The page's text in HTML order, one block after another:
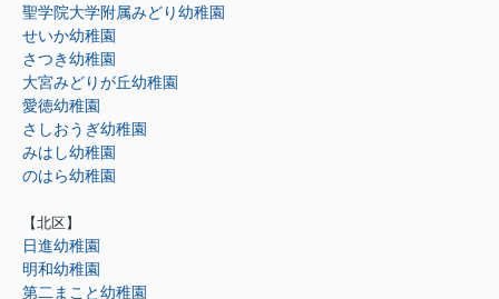
聖学院大学附属みどり幼稚園
せいか幼稚園
さつき幼稚園
大宮みどりが丘幼稚園
愛徳幼稚園
さしおうぎ幼稚園
みはし幼稚園
のはら幼稚園
【北区】
日進幼稚園
明和幼稚園
第二まこと幼稚園